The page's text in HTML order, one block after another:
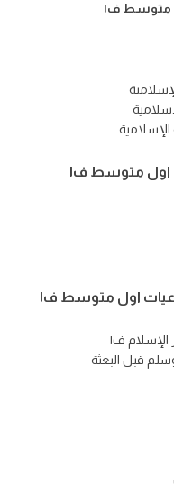
متوسط ف١
اول متوسط ف١
اول متوسط ف١
ف١
قبل البعثة